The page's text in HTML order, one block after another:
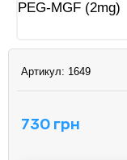
Артикул: 1649
730 грн